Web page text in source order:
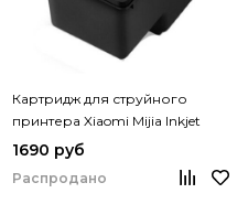
Картридж для струйного
принтера Xiaomi Mijia Inkjet
Printing Machine (PMYTJMHHT01)
1690 руб
Распродано